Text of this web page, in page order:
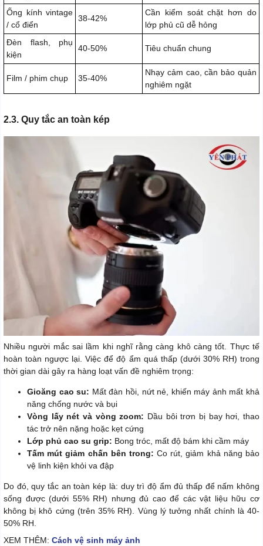
Ống kính vintage
/ cổ điển
38-42%
Cần kiểm soát chặt hơn do
lớp phủ cũ dễ hỏng
Đèn flash, phụ
kiện
40-50% Tiêu chuẩn chung
Film / phim chụp 35-40%
Nhạy cảm cao, cần bảo quản
nghiêm ngặt
2.3. Quy tắc an toàn kép
Nhiều người mắc sai lầm khi nghĩ rằng càng khô càng tốt. Thực tế
hoàn toàn ngược lại. Việc để độ ẩm quá thấp (dưới 30% RH) trong
thời gian dài gây ra hàng loạt vấn đề nghiêm trọng:
Gioăng cao su: Mất đàn hồi, nứt nẻ, khiến máy ảnh mất khả
năng chống nước và bụi
Vòng lấy nét và vòng zoom: Dầu bôi trơn bị bay hơi, thao
tác trở nên nặng hoặc kẹt cứng
Lớp phủ cao su grip: Bong tróc, mất độ bám khi cầm máy
Tấm mút giảm chấn bên trong: Co rút, giảm khả năng bảo
vệ linh kiện khỏi va đập
Do đó, quy tắc an toàn kép là: duy trì độ ẩm đủ thấp để nấm không
sống được (dưới 55% RH) nhưng đủ cao để các vật liệu hữu cơ
không bị khô cứng (trên 35% RH). Vùng lý tưởng nhất chính là 40-
50% RH.
XEM THÊM: Cách vệ sinh máy ảnh